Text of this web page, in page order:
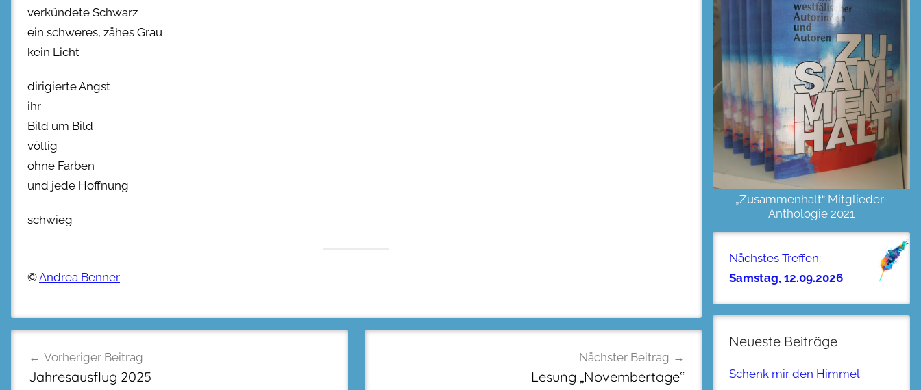
verkündete Schwarz
ein schweres, zähes Grau
kein Licht
dirigierte Angst
ihr
Bild um Bild
völlig
ohne Farben
und jede Hoffnung
schwieg
©Andrea Benner
Vorheriger Beitrag
Jahresausflug 2025
Nächster Beitrag
Lesung „Novembertage“
„Zusammenhalt“ Mitglieder-
Anthologie 2021
Nächstes Treffen:
Samstag, 12.09.2026
Neueste Beiträge
Schenk mir den Himmel